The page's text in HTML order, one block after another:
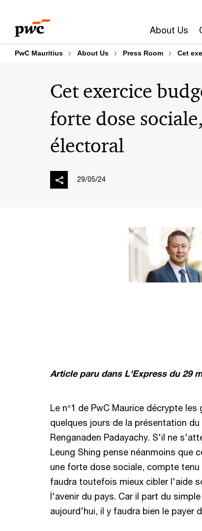
content
footer
About Us
PwC Mauritius About Us Press Room Cet
Cet exercice
forte dose
électoral
29/05/24
Article paru dans L'Express du 29
Le n°1 de PwC Maurice décrypte
quelques jours de la présentation
Renganaden Padayachy. S'il ne
Leung Shing pense néanmoins que
une forte dose sociale, compte
faudra toutefois mieux cibler l'aide
İ'avenir du pays. Car il part du
aujourd'hui, il y faudra bien le payer